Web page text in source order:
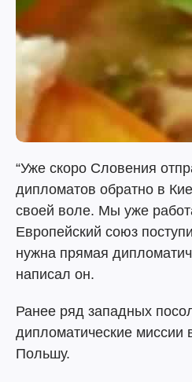
“Уже скоро Словения
дипломатов обратно в
своей воле. Мы уже
Европейский союз
нужна прямая
написал он.
Ранее ряд западных
дипломатические миссии
Польшу.